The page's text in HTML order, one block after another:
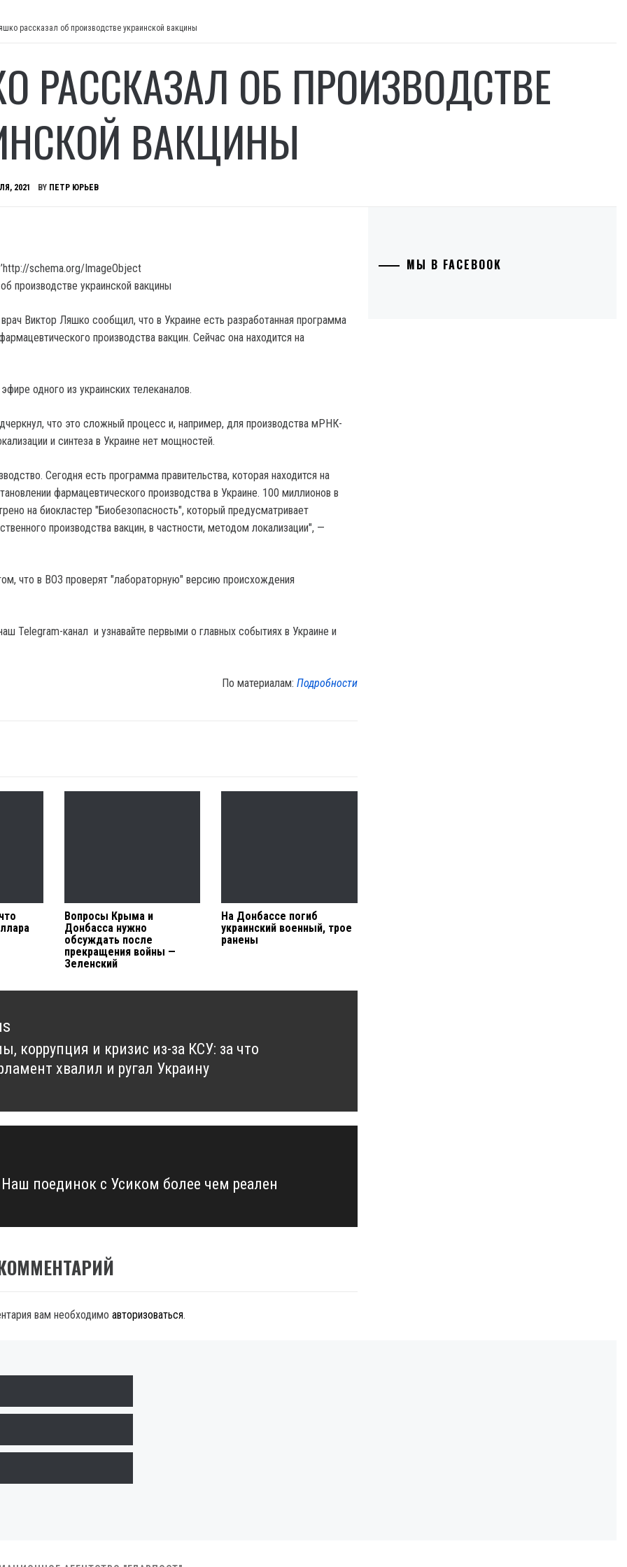
рассказал об производстве украинской вакцины
РАССКАЗАЛ ОБ ПРОИЗВОДСТВЕ
ВАКЦИНЫ
2021 BY ПЕТР ЮРЬЕВ
schema.org/ImageObject
Виктор Ляшко сообщил, что в Украине есть разработанная программа
производства вакцин. Сейчас она находится на
одного из украинских телеканалов.
что это сложный процесс и, например, для производства мРНК-
и синтеза в Украине нет мощностей.
Сегодня есть программа правительства, которая находится на
фармацевтического производства в Украине. 100 миллионов в
на биокластер "Биобезопасность", который предусматривает
производства вакцин, в частности, методом локализации", —
что в ВОЗ проверят "лабораторную" версию происхождения
Telegram-канал и узнавайте первыми о главных событиях в Украине и
По материалам:Подробности
Вопросы Крыма и
Донбасса нужно
обсуждать после
прекращения войны —
Зеленский
На Донбассе погиб
украинский военный, трое
ранены
коррупция и кризис из-за КСУ: за что
хвалил и ругал Украину
поединок с Усиком более чем реален
вам необходимо авторизоваться.
МЫ В FACEBOOK